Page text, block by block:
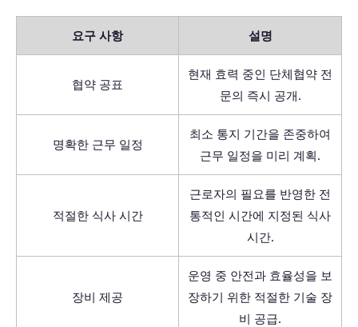
요구 사항 설명
협약 공표
현재 효력 중인 단체협약 전
문의 즉시 공개.
명확한 근무 일정
최소 통지 기간을 존중하여
근무 일정을 미리 계획.
적절한 식사 시간
근로자의 필요를 반영한 전
통적인 시간에 지정된 식사
시간.
장비 제공
운영 중 안전과 효율성을 보
장하기 위한 적절한 기술 장
비 공급.